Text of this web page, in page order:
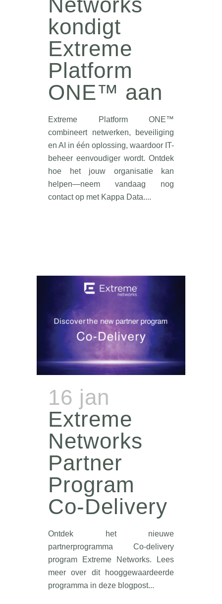
kondigt
Extreme
Platform
ONE™ aan
Extreme Platform ONE™
combineert netwerken, beveiliging
en AI in één oplossing, waardoor IT-
beheer eenvoudiger wordt. Ontdek
hoe het jouw organisatie kan
helpen—neem vandaag nog
contact op met Kappa Data....
16 jan
Extreme
Networks
Partner
Program
Co-Delivery
Ontdek het nieuwe
partnerprogramma Co-delivery
program Extreme Networks. Lees
meer over dit hooggewaardeerde
programma in deze blogpost...